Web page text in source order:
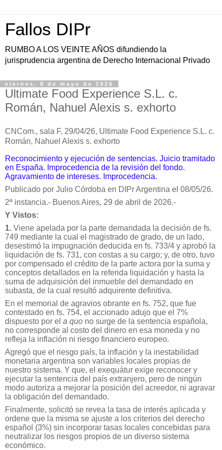
Fallos DIPr
RUMBO A LOS VEINTE AÑOS difundiendo la
jurisprudencia argentina de Derecho Internacional Privado
viernes, 8 de mayo de 2026
Ultimate Food Experience S.L. c.
Román, Nahuel Alexis s. exhorto
CNCom., sala F, 29/04/26, Ultimate Food Experience S.L. c.
Román, Nahuel Alexis s. exhorto
Reconocimiento y ejecución de sentencias. Juicio tramitado
en España. Improcedencia de la revisión del fondo.
Agravamiento de intereses. Improcedencia.
Publicado por Julio Córdoba en DIPr Argentina el 08/05/26.
2ª instancia.- Buenos Aires, 29 de abril de 2026.-
Y Vistos:
1. Viene apelada por la parte demandada la decisión de fs.
749 mediante la cual el magistrado de grado, de un lado,
desestimó la impugnación deducida en fs. 733/4 y aprobó la
liquidación de fs. 731, con costas a su cargo; y, de otro, tuvo
por compensado el crédito de la parte actora por la suma y
conceptos detallados en la referida liquidación y hasta la
suma de adquisición del inmueble del demandado en
subasta, de la cual resultó adquirente definitiva.
En el memorial de agravios obrante en fs. 752, que fue
contestado en fs. 754, el accionado adujo que el 7%
dispuesto por el a quo no surge de la sentencia española,
no corresponde al costo del dinero en esa moneda y no
refleja la inflación ni riesgo financiero europeo.
Agregó que el riesgo país, la inflación y la inestabilidad
monetaria argentina son variables locales propias de
nuestro sistema. Y que, el exequátur exige reconocer y
ejecutar la sentencia del país extranjero, pero de ningún
modo autoriza a mejorar la posición del acreedor, ni agravar
la obligación del demandado.
Finalmente, solicitó se revea la tasa de interés aplicada y
ordene que la misma se ajuste a los criterios del derecho
español (3%) sin incorporar tasas locales concebidas para
neutralizar los riesgos propios de un diverso sistema
económico.